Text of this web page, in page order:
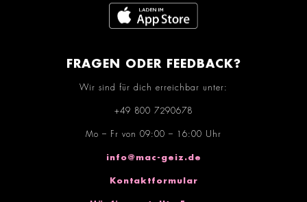
FRAGEN ODER FEEDBACK?
Wir sind für dich erreichbar unter:
+49 800 7290678
Mo – Fr von 09:00 – 16:00 Uhr
info@mac-geiz.de
Kontaktformular